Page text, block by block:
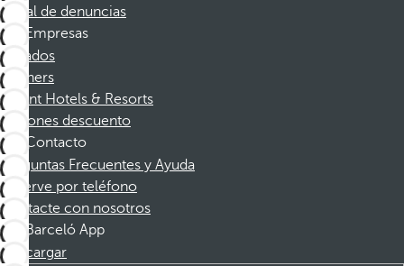
Canal de denuncias
Empresas
Afiliados
Partners
Dorint Hotels & Resorts
Cupones descuento
Contacto
Preguntas Frecuentes y Ayuda
Reserve por teléfono
Contacte con nosotros
Barceló App
Descargar